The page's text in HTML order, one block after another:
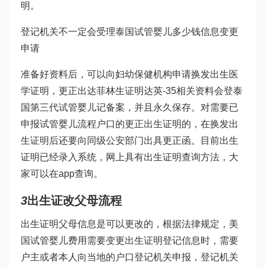
明。
登记机关不一定会受理泰国试管婴儿多少钱信息变更
申请
准备好资料后，可以向妇幼保健机构申请换发出生医
学证明，更正出达菲林生证明达英-35相关资料会登泰
国第三代试管婴儿记备案，并且永久保存。对需要已
申报试管婴儿流程 户口的更正出生证明的，在换发出
生证明后还要向同级公安部门出具更正函。目前出生
证明已经录入系统，网上具有出生证明查询方法，大
家可以在app查询。
3出生证改父母流程
出生证明父母信息是可以更改的，根据法律规定， 美
国试管婴儿费用 需要变更出生证明登记信息时，需要
户主或者本人向当地的户口登记机关申报，登记机关